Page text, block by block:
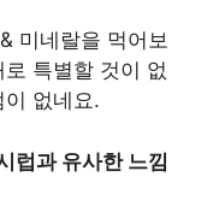
미네랄을 먹어보
특별할 것이 없
없네요.
럽과 유사한 느낌